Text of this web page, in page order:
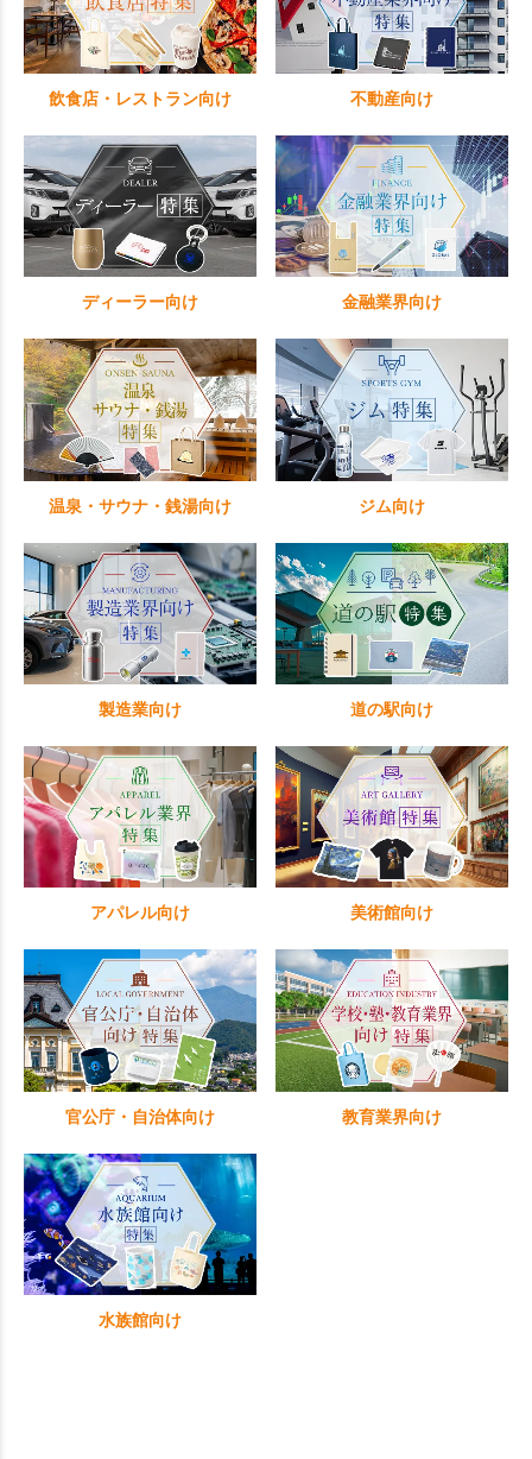
飲食店・レストラン向け 不動産向け
ディーラー向け 金融業界向け
温泉・サウナ・銭湯向け ジム向け
製造業向け 道の駅向け
アパレル向け 美術館向け
官公庁・自治体向け 教育業界向け
水族館向け